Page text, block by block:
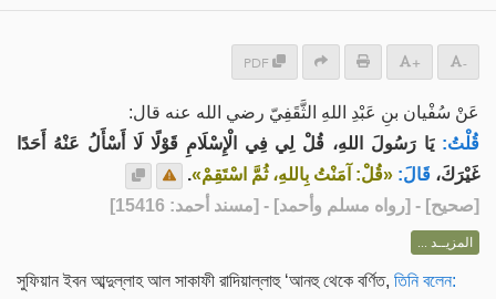
PDF + -
عَنْ سُفْيان بنِ عَبْدِ اللهِ الثَّقَفِيّ رضي الله عنه قال:
قُلْتُ: يَا رَسُولَ اللهِ، قُلْ لِي فِي الْإِسْلَامِ قَوْلًا لَا أَسْأَلُ عَنْهُ أَحَدًا
غَيْرَكَ، قَالَ: «قُلْ: آمَنْتُ بِاللهِ، ثُمَّ اسْتَقِمْ».
[صحيح] - [رواه مسلم وأحمد] - [مسند أحمد: 15416]
المزيــد ...
সুফিয়ান ইবন আব্দুল্লাহ আল সাকাফী রাদিয়াল্লাহু ‘আনহু থেকে বর্ণিত, তিনি বলেন: